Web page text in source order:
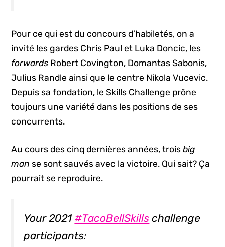
Pour ce qui est du concours d’habiletés, on a
invité les gardes Chris Paul et Luka Doncic, les
forwards Robert Covington, Domantas Sabonis,
Julius Randle ainsi que le centre Nikola Vucevic.
Depuis sa fondation, le Skills Challenge prône
toujours une variété dans les positions de ses
concurrents.
Au cours des cinq dernières années, troisbig
man se sont sauvés avec la victoire. Qui sait? Ça
pourrait se reproduire.
Your 2021 #TacoBellSkills challenge
participants: